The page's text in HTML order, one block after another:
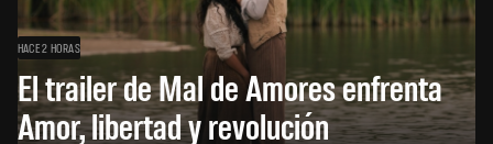
HACE 2 HORAS
El trailer de Mal de Amores enfrenta
Amor, libertad y revolución